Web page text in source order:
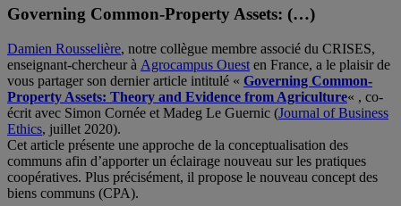
Governing Common-Property Assets: (…)
Damien Rousselière, notre collègue membre associé du CRISES,
enseignant-chercheur à Agrocampus Ouest en France, a le plaisir de
vous partager son dernier article intitulé « Governing Common-
Property Assets: Theory and Evidence from Agriculture« , co-
écrit avec Simon Cornée et Madeg Le Guernic (Journal of Business
Ethics, juillet 2020).
Cet article présente une approche de la conceptualisation des
communs afin d’apporter un éclairage nouveau sur les pratiques
coopératives. Plus précisément, il propose le nouveau concept des
biens communs (CPA).